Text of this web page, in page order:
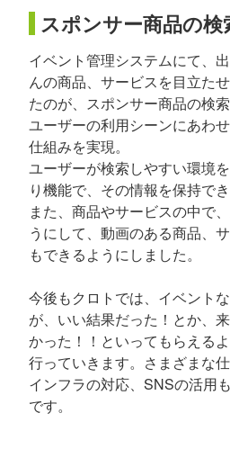
スポンサー商品の
イベント管理システムにて、
んの商品、サービスを目立た
たのが、スポンサー商品の検
ユーザーの利用シーンにあわ
仕組みを実現。
ユーザーが検索しやすい環境
り機能で、その情報を保持で
また、商品やサービスの中で
うにして、動画のある商品、
もできるようにしました。
今後もクロトでは、イベント
が、いい結果だった！とか、
かった！！といってもらえる
行っていきます。さまざまな
インフラの対応、SNSの活用
です。